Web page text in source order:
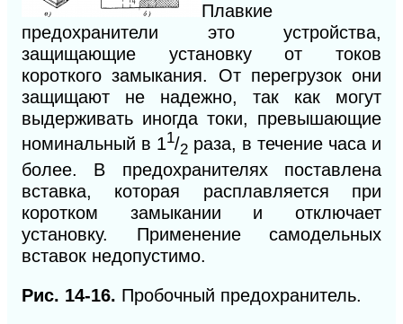
Плавкие
предохранители это устройства,
защищающие установку от токов
короткого замыкания. От перегрузок они
защищают не надежно, так как могут
выдерживать иногда токи, превышающие
номинальный в 11/2 раза, в течение часа и
более. В предохранителях поставлена
вставка, которая расплавляется при
коротком замыкании и отключает
установку. Применение самодельных
вставок недопустимо.
Рис. 14-16. Пробочный предохранитель.